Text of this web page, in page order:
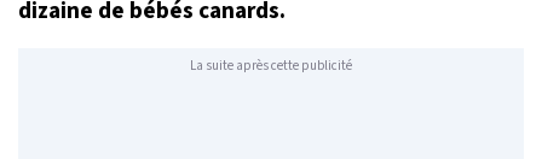
dizaine de bébés canards.
La suite après cette publicité